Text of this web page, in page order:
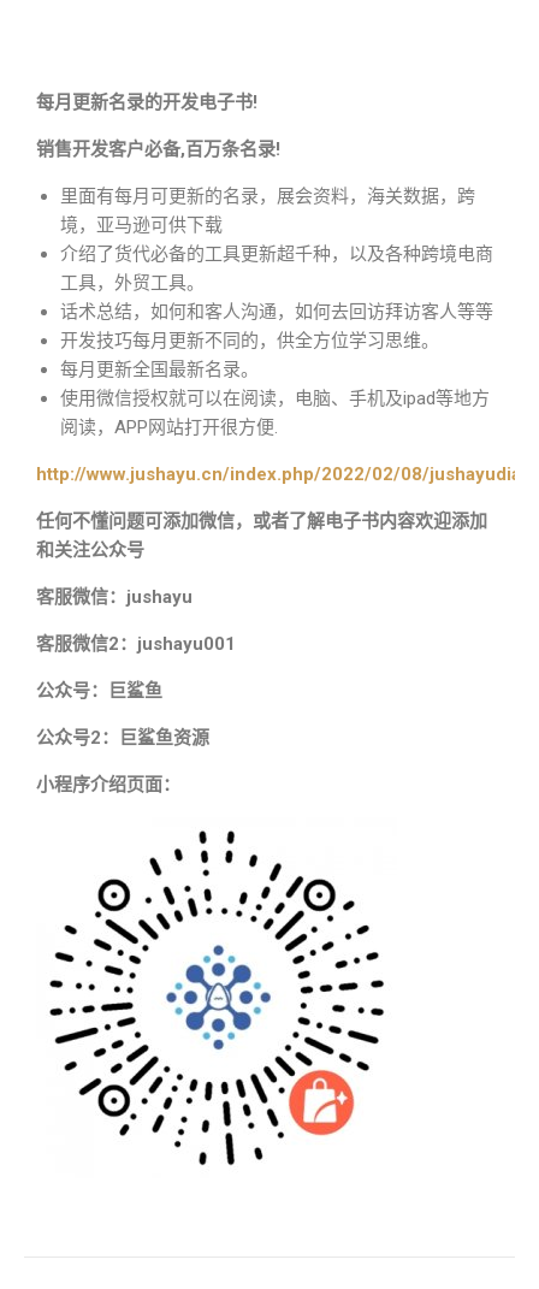
每月更新名录的开发电子书!
销售开发客户必备,百万条名录!
里面有每月可更新的名录，展会资料，海关数据，跨
境，亚马逊可供下载
介绍了货代必备的工具更新超千种，以及各种跨境电商
工具，外贸工具。
话术总结，如何和客人沟通，如何去回访拜访客人等等
开发技巧每月更新不同的，供全方位学习思维。
每月更新全国最新名录。
使用微信授权就可以在阅读，电脑、手机及ipad等地方
阅读，APP网站打开很方便.
http://www.jushayu.cn/index.php/2022/02/08/
任何不懂问题可添加微信，或者了解电子书内容欢迎添加
和关注公众号
客服微信：jushayu
客服微信2：jushayu001
公众号：巨鲨鱼
公众号2：巨鲨鱼资源
小程序介绍页面：